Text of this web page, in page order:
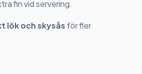
fin vid servering.
lök och skysås för fler